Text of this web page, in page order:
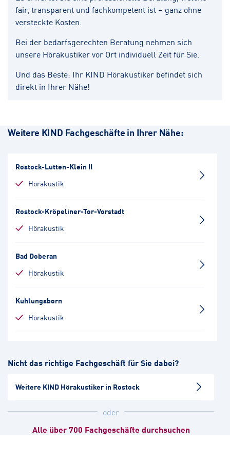
fair, transparent und fachkompetent ist – ganz ohne
versteckte Kosten.
Bei der bedarfsgerechten Beratung nehmen sich
unsere Hörakustiker vor Ort individuell Zeit für Sie.
Und das Beste: Ihr KIND Hörakustiker befindet sich
direkt in Ihrer Nähe!
Weitere KIND Fachgeschäfte in Ihrer Nähe:
Rostock-Lütten-Klein II
Hörakustik
Rostock-Kröpeliner-Tor-Vorstadt
Hörakustik
Bad Doberan
Hörakustik
Kühlungsborn
Hörakustik
Hörakustik
Güstrow
Wismar-Zentrum
Nicht das richtige Fachgeschäft für Sie dabei?
Weitere KIND Hörakustiker in Rostock
oder
Alle über 700 Fachgeschäfte durchsuchen